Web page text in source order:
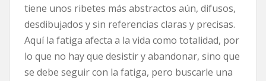
tiene unos ribetes más abstractos aún, difusos,
desdibujados y sin referencias claras y precisas.
Aquí la fatiga afecta a la vida como totalidad, por
lo que no hay que desistir y abandonar, sino que
se debe seguir con la fatiga, pero buscarle una